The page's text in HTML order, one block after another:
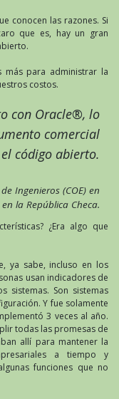
conocen las razones. Si
que es, hay un gran
más para administrar la
costos.
con Oracle®, lo
comercial
código abierto.
Ingenieros (COE) en
en la República Checa.
¿Era algo que
ya sabe, incluso en los
usan indicadores de
sistemas. Son sistemas
Y fue solamente
3 veces al año.
todas las promesas de
allí para mantener la
a tiempo y
funciones que no